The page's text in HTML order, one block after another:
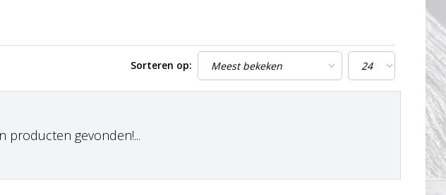
Sorteren op:
producten gevonden!...